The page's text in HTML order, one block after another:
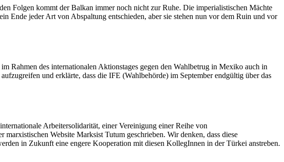
Folgen kommt der Balkan immer noch nicht zur Ruhe. Die imperialistischen Mächte
Ende jeder Art von Abspaltung entschieden, aber sie stehen nun vor dem Ruin und vor
Rahmen des internationalen Aktionstages gegen den Wahlbetrug in Mexiko auch in
und erklärte, dass die IFE (Wahlbehörde) im September endgültig über das
Arbeitersolidarität, einer Vereinigung einer Reihe von
Website Marksist Tutum geschrieben. Wir denken, dass diese
in Zukunft eine engere Kooperation mit diesen KollegInnen in der Türkei anstreben.